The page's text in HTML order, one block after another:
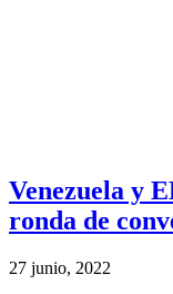
Venezuela y
ronda de
27 junio, 2022